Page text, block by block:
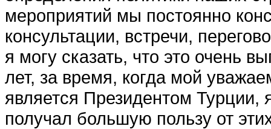
мероприятий мы постоянно
консультации, встречи,
я могу сказать, что это очень
лет, за время, когда мой
является Президентом Турции,
получал большую пользу от